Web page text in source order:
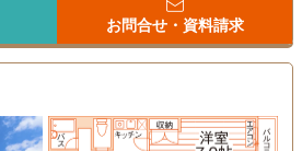
お問合せ・資料請求